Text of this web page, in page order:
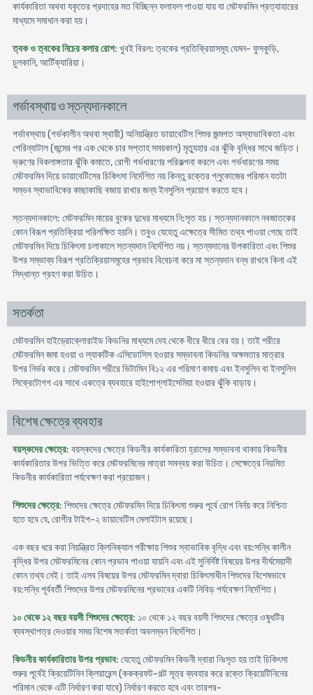
কার্যকারিতা অথবা যকৃতের প্রদাহের মত বিচ্ছিন্ন ফলাফল পাওয়া যায় যা মেটফরমিন প্রত্যাহারের
মাধ্যমে সমাধান করা হয়।
ত্বক ও ত্বকের নিচের কলার রোগ: খুবই বিরল: ত্বকের প্রতিক্রিয়াসমূহ যেমন- ফুসকুড়ি,
চুলকানি, আর্টিক্যারিয়া।
গর্ভাবস্থায় ও স্তন্যদানকালে
গর্ভাবস্থায় (গর্ভকালীন অথবা স্থায়ী) অনিয়ন্ত্রিত ডায়াবেটিস শিশুর জন্মগত অস্বাভাবিকতা এবং
পেরিন্যাটাল (জন্মের পর এক থেকে চার সপ্তাহ সময়কাল) মৃত্যুহার এর ঝুঁকি বৃদ্ধির সাথে জড়িত।
ভ্রুণের বিকলাঙ্গতার ঝুঁকি কমাতে, রোগী গর্ভধারণের পরিকল্পনা করলে এবং গর্ভধারণের সময়
মেটফরমিন দিয়ে ডায়াবেটিসের চিকিৎসা নির্দেশিত নয় কিন্তু রক্তের গ্লুকোজের পরিমান যতটা
সম্ভব স্বাভাবিকের কাছাকাছি বজায় রাখার জন্য ইনসুলিন প্রয়োগ করতে হবে।
স্তন্যদানকালে: মেটফরমিন মায়ের বুকের দুধের মাধ্যমে নি:সৃত হয়। স্তন্যদানকালে নবজাতকের
কোন বিরূপ প্রতিক্রিয়া পরিলক্ষিত হয়নি। তবুও যেহেতু এক্ষেত্রে সীমিত তথ্য পাওয়া গেছে তাই
মেটফরমিন দিয়ে চিকিৎসা চলাকালে স্তন্যদান নির্দেশিত নয়। স্তন্যদানের উপকারিতা এবং শিশুর
উপর সম্ভাব্য বিরূপ প্রতিক্রিয়াসমূহের প্রভাব বিবেচনা করে মা স্তন্যদান বন্ধ রাখবে কিনা এই
সিদ্ধান্ত গ্রহণ করা উচিত।
সতর্কতা
মেটফরমিন হাইড্রোক্লোরাইড কিডনির মাধ্যমে দেহ থেকে ধীরে ধীরে বের হয়। তাই শরীরে
মেটফরমিন জমা হওয়া ও ল্যাকটিক এসিডোসিস হওয়ার সম্ভাবনা কিডনির অক্ষমতার মাত্রার
উপর নির্ভর করে। মেটফরমিন শরীরে ভিটামিন বি১২ এর পরিমাণ কমায় এবং ইনসুলিন বা ইনসুলিন
সিক্রেটোগগ এর সাথে একত্রে ব্যবহারে হাইপোগ্লাইসেমিয়া হওয়ার ঝুঁকি বাড়ায়।
বিশেষ ক্ষেত্রে ব্যবহার
বয়স্কদের ক্ষেত্রে: বয়স্কদের ক্ষেত্রে কিডনীর কার্যকারিতা হ্রাসের সম্ভাবনা থাকায় কিডনীর
কার্যকারিতার উপর ভিত্তি করে মেটফরমিনের মাত্রা সমন্বয় করা উচিত। সেক্ষেত্রে নিয়মিত
কিডনীর কার্যকারিতা পর্যবেক্ষণ করা প্রয়োজন।
শিশুদের ক্ষেত্রে: শিশুদের ক্ষেত্রে মেটফরমিন দিয়ে চিকিৎসা শুরুর পূর্বে রোগ নির্নয় করে নিশ্চিত
হতে হবে যে, রোগীর টাইপ-২ ডায়াবেটিস মেলাইটাস রয়েছে।
এক বছর ধরে করা নিয়ন্ত্রিত ক্লিনিক্যাল পরীক্ষায় শিশুর স্বাভাবিক বৃদ্ধি এবং বয়:সন্ধি কালীন
বৃদ্ধির উপর মেটফরমিনের কোন প্রভাব পাওয়া যায়নি এবং এই সুনির্দিষ্ট বিষয়ের উপর দীর্ঘমেয়াদী
কোন তথ্য নেই। তাই এসব বিষয়ের উপর মেটফরমিন দ্বারা চিকিৎসাধীন শিশুদের বিশেষভাবে
বয়:সন্ধি পূর্ববর্তী শিশুদের উপর মেটফরমিনের প্রভাবের একটি নিবিড় পর্যবেক্ষণ নির্দেশিত।
১০ থেকে ১২ বছর বয়সী শিশুদের ক্ষেত্রে: ১০ থেকে ১২ বছর বয়সী শিশুদের ক্ষেত্রে ওষুধটির
ব্যবস্থাপত্র দেওয়ার সময় বিশেষ সতর্কতা অবলম্বন নির্দেশিত।
কিডনীর কার্যকারিতার উপর প্রভাব: যেহেতু মেটফরমিন কিডনী দ্বারা নিঃসৃত হয় তাই চিকিৎসা
শুরুর পূর্বেই ক্রিয়েটিনিন ক্লিয়ারেন্স (ককক্রফট-গল্ট সূত্র ব্যবহার করে রক্তে ক্রিয়েটিনিনের
পরিমান থেকে এটি নির্ধারণ করা যাবে) নির্ধারণ করতে হবে এবং তারপর-